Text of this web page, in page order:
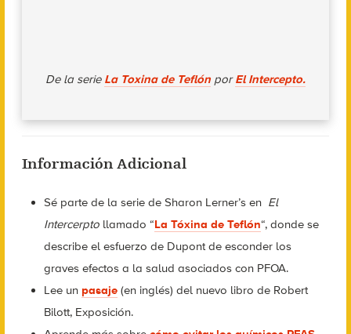
De la serie La Toxina de TeflónporEl Intercepto.
Información Adicional
Sé parte de la serie de Sharon Lerner’s en El
Intercerpto llamado “La Tóxina de Teflón“, donde se
describe el esfuerzo de Dupont de esconder los
graves efectos a la salud asociados con PFOA.
Lee un pasaje (en inglés) del nuevo libro de Robert
Bilott, Exposición.